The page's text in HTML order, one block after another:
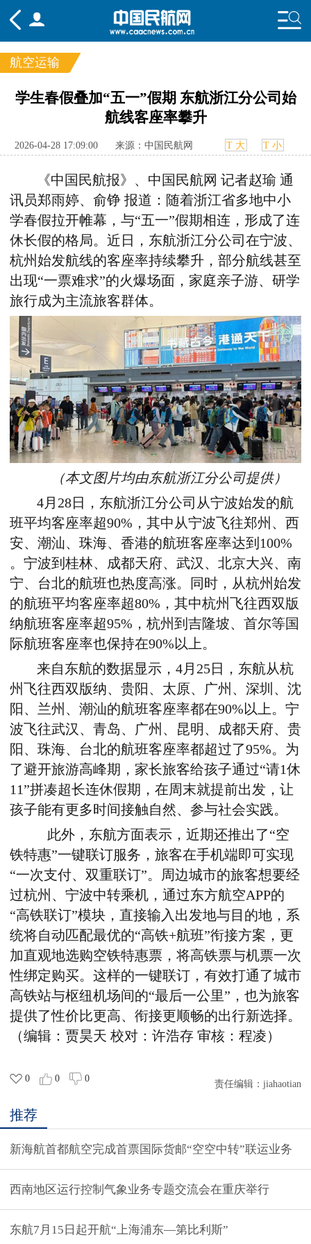
频道
要闻 国内 国际
航图 智库 专题 舆情
航空运输
学生春假叠加“五一”假期 东航浙江分公司始
航线客座率攀升
2026-04-28 17:09:00 来源：中国民航网 T 大 T 小
《中国民航报》、 中国民航网 记者赵瑜 通
讯员郑雨婷、俞铮 报道： 随着浙江省多地中小
学春假拉开帷幕，与“五一”假期相连， 形成了连
休长假的格局。近日
， 东航浙江分公司 在宁波、
杭州始发航线的客座率持续攀升，部分航线甚至
出现“一票难求”的火爆场面，家庭亲子游、研学
旅行成为主流旅客群体。
（本文图片均由东航浙江分公司提供）
4月28日，东航浙江分公司 从宁波始发的航
班平均客座率超90%，其中从宁波飞往郑州、 西
安、潮汕、珠海、香港的航班客座率达到100%
。 宁波到 桂林、成都天府、武汉、 北京大兴、南
宁、台北的航班也热度高涨。 同时， 从杭州始发
的航班平均客座率超80%，其中杭州飞往西双版
纳航班客座率超95%，杭州到吉隆坡、首尔等国
际航班客座率也保持在90%以上。
来自东航的数据显示，4月25日，东航从杭
州飞往西双版纳、贵阳、太原、广州、深圳、沈
阳、兰州、潮汕的航班客座率都在90%以上。 宁
波飞往武汉、青岛、广州、昆明、成都天府、贵
阳、珠海、台北的航班客座率都超过了95%。为
了避开旅游高峰期，家长旅客给孩子通过“请1休
11”拼凑超长连休假期，在周末就提前出发，让
孩子能有更多时间接触自然、参与社会实践。
此外， 东航方面表示，近期还推出了“空
铁特惠”一键联订服务 ， 旅客在手机端即可实现
“一次支付、双重联订”。周边城市的旅客想要经
过杭州、宁波中转乘机，通过东方航空APP的
“高铁联订”模块，直接输入出发地与目的地，系
统将自动匹配最优的“高铁+航班”衔接方案，更
加直观地选购空铁特惠票，将高铁票与机票一次
性绑定购买。这样的一键联订 ， 有效打通了城市
高铁站与枢纽机场间的“最后一公里”，也为旅客
提供了性价比更高、衔接更顺畅的出行新选择。
（编辑： 贾昊天 校对： 许浩存 审核 ： 程凌）
0 0 0
责任编辑： jiahaotian
推荐
新海航首都航空完成首票国际货邮“空空中转”联运业务
西南地区运行控制气象业务专题交流会在重庆举行
东航7月15日起开航“上海浦东—第比利斯”